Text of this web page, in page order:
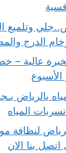
وتلميع
عالية –